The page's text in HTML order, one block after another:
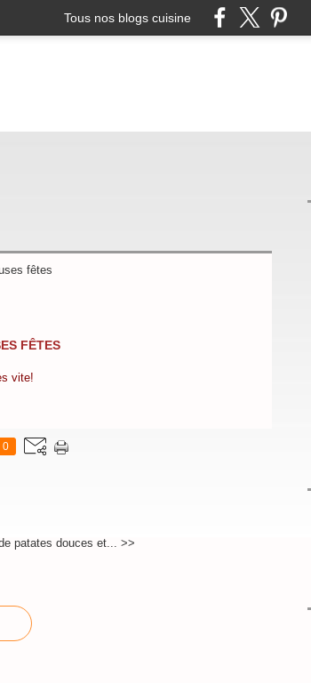
Tous nos blogs cuisine
FÊTES
vite!
0
patates douces et... >>